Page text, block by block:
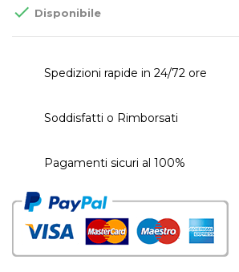
 Disponibile
Spedizioni rapide in 24/72 ore
Soddisfatti o Rimborsati
Pagamenti sicuri al 100%